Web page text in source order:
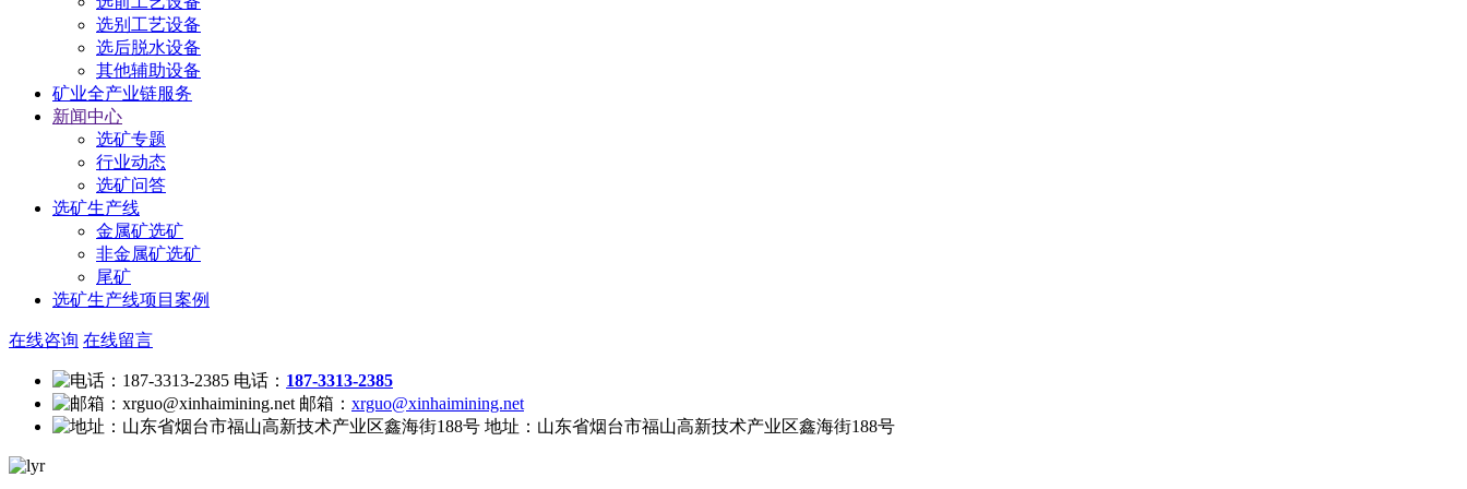
选别工艺设备
选后脱水设备
其他辅助设备
矿业全产业链服务
新闻中心
选矿专题
行业动态
选矿问答
选矿生产线
金属矿选矿
非金属矿选矿
尾矿
选矿生产线项目案例
在线咨询 在线留言
电话： 187-3313-2385
邮箱： xrguo@xinhaimining.net
地址： 山东省烟台市福山高新技术产业区鑫海街188号